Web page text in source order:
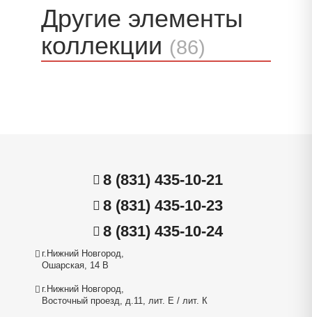
Другие элементы
коллекции (86)
8 (831) 435-10-21
8 (831) 435-10-23
8 (831) 435-10-24
г.Нижний Новгород,
Ошарская, 14 В
г.Нижний Новгород,
Восточный проезд, д.11, лит. Е / лит. К